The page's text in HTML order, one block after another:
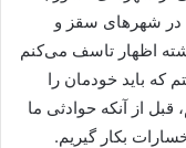
در شهرهای سقز و
اظهار تاسف می‌کنم
که باید خودمان را
قبل از آنکه حوادثی ما
بکار گیریم.